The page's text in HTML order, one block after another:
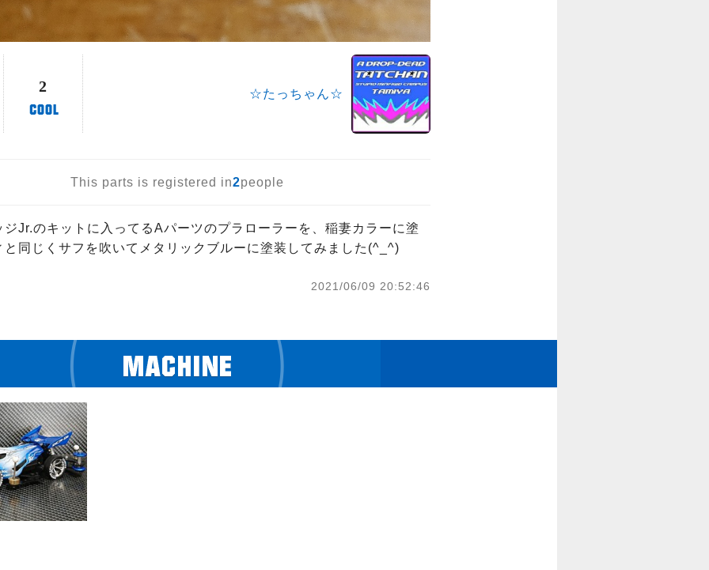
2 ☆たっちゃん☆
This parts is registered in2people
ジJr.のキットに入ってるAパーツのプラローラーを、稲妻カラーに塗
と同じくサフを吹いてメタリックブルーに塗装してみました(^_^)
2021/06/09 20:52:46